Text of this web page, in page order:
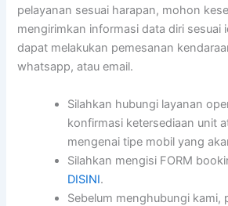
pelayanan sesuai harapan, mohon
mengirimkan informasi data diri sesuai
dapat melakukan pemesanan
whatsapp, atau email.
Silahkan hubungi layanan
konfirmasi ketersediaan unit
mengenai tipe mobil yang
Silahkan mengisi FORM
DISINI.
Sebelum menghubungi kami,